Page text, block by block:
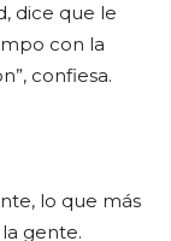
dice que le
con la
confiesa.
lo que más
gente.